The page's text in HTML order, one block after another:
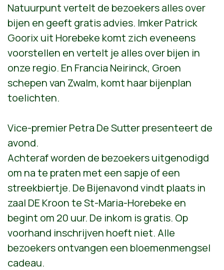
Natuurpunt vertelt de bezoekers alles over
bijen en geeft gratis advies. Imker Patrick
Goorix uit Horebeke komt zich eveneens
voorstellen en vertelt je alles over bijen in
onze regio. En Francia Neirinck, Groen
schepen van Zwalm, komt haar bijenplan
toelichten.
Vice-premier Petra De Sutter presenteert de
avond.
Achteraf worden de bezoekers uitgenodigd
om na te praten met een sapje of een
streekbiertje. De Bijenavond vindt plaats in
zaal DE Kroon te St-Maria-Horebeke en
begint om 20 uur. De inkom is gratis. Op
voorhand inschrijven hoeft niet. Alle
bezoekers ontvangen een bloemenmengsel
cadeau.